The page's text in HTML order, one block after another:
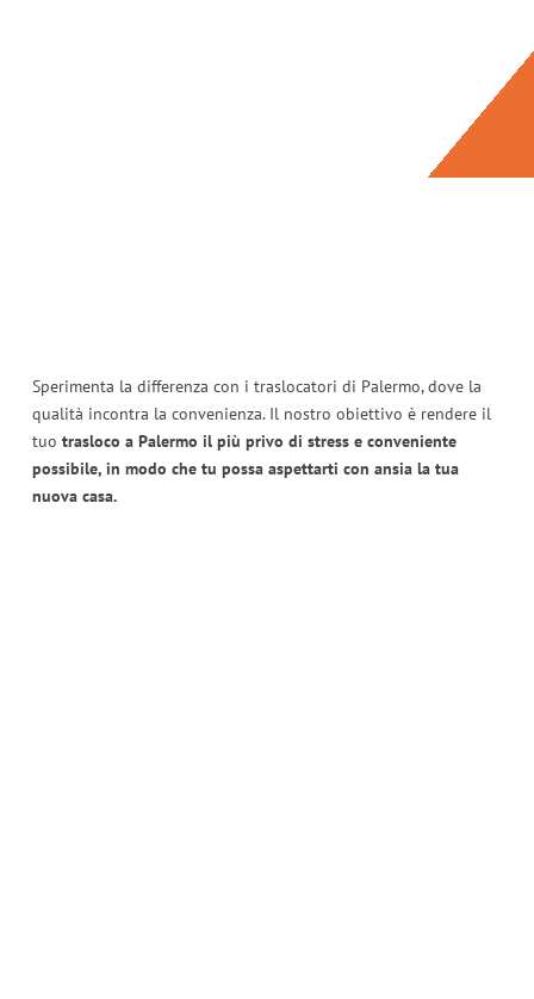
Sperimenta la differenza con i traslocatori di Palermo, dove la
qualità incontra la convenienza. Il nostro obiettivo è rendere il
tuo trasloco a Palermo il più privo di stress e conveniente
possibile, in modo che tu possa aspettarti con ansia la tua
nuova casa.